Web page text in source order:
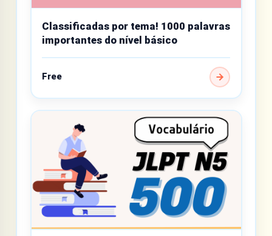
Classificadas por tema! 1000 palavras
importantes do nível básico
Free